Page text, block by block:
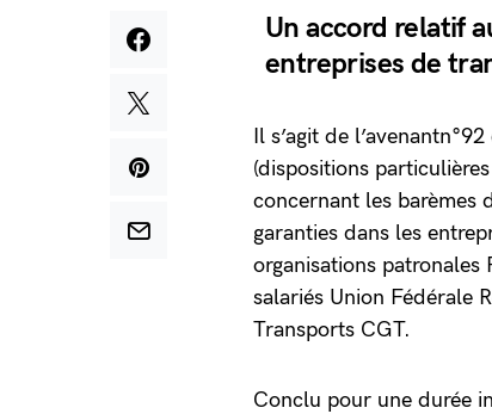
Un accord relatif
entreprises de
Il s’agit de
(dispositions
concernant les barèmes
garanties dans les
organisations patronales
salariés Union Fédérale
Transports CGT.
Conclu pour une durée